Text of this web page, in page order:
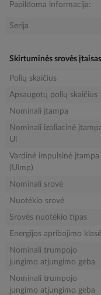
Papildoma informacija:
Serija
Skirtuminės srovės
Polių skaičius
Apsaugotų polių skaičius
Nominali įtampa
Nominali izoliacinė
Ui
Vardinė impulsinė įtampa
(Uimp)
Nominali srovė
Nuotėkio srovė
Srovės nuotėkio tipas
Energijos apribojimo klasė
Nominali trumpojo
jungimo atjungimo geba
Nominali trumpojo
jungimo atjungimo geba